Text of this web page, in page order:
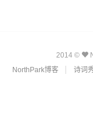
2014 ©
NorthPark博客
诗词